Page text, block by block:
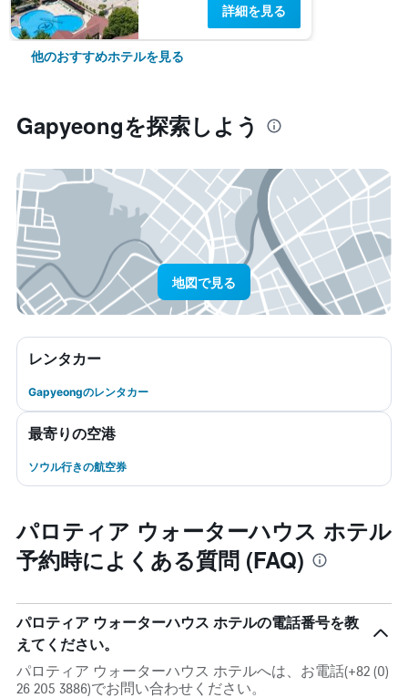
詳細を見る
他のおすすめホテルを見る
Gapyeong​を探索しよう
地図で見る
レンタカー
Gapyeongのレンタカー
最寄りの空港
ソウル行きの航空券
パロティア ウォーターハウス ホテル
予約時によくある質問 (FAQ)
パロティア ウォーターハウス ホテルの電話番号を教
えてください。
パロティア ウォーターハウス ホテルへは、お電話(+82 (0)
26 205 3886)でお問い合わせください。